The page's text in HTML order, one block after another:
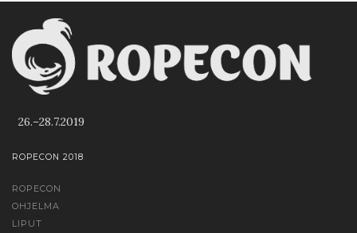
26.–28.7.2019
ROPECON 2018
ROPECON
OHJELMA
LIPUT